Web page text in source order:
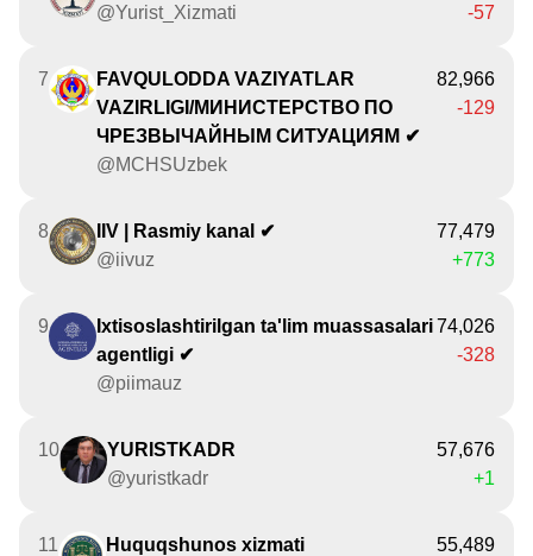
@Yurist_Xizmati
-57
7
FAVQULODDA VAZIYATLAR
VAZIRLIGI/МИНИСТЕРСТВО ПО
ЧРЕЗВЫЧАЙНЫМ СИТУАЦИЯМ ✔
@MCHSUzbek
82,966
-129
8
IIV | Rasmiy kanal ✔
@iivuz
77,479
+773
9
Ixtisoslashtirilgan ta'lim muassasalari
agentligi ✔
@piimauz
74,026
-328
10
YURISTKADR
@yuristkadr
57,676
+1
11
Huquqshunos xizmati
55,489